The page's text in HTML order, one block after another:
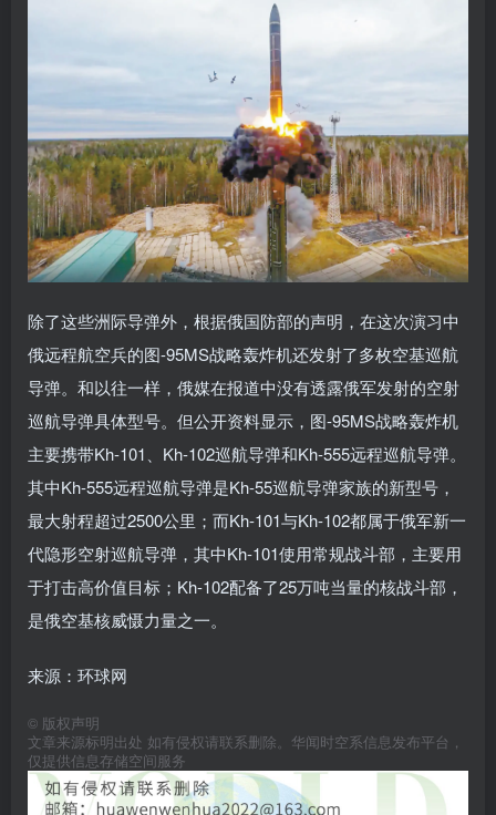
除了这些洲际导弹外，根据俄国防部的声明，在这次演习中
俄远程航空兵的图-95MS战略轰炸机还发射了多枚空基巡航
导弹。和以往一样，俄媒在报道中没有透露俄军发射的空射
巡航导弹具体型号。但公开资料显示，图-95MS战略轰炸机
主要携带Kh-101、Kh-102巡航导弹和Kh-555远程巡航导弹。
其中Kh-555远程巡航导弹是Kh-55巡航导弹家族的新型号，
最大射程超过2500公里；而Kh-101与Kh-102都属于俄军新一
代隐形空射巡航导弹，其中Kh-101使用常规战斗部，主要用
于打击高价值目标；Kh-102配备了25万吨当量的核战斗部，
是俄空基核威慑力量之一。
来源：环球网
© 版权声明
文章来源标明出处 如有侵权请联系删除。华闻时空系信息发布平台，
仅提供信息存储空间服务